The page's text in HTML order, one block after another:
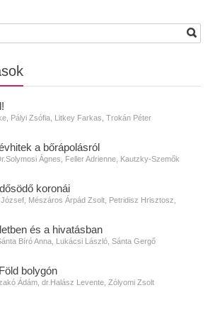
Pályi Zsófia, Litkey Farkas, Trokán Péter
a bőrápolásról
Ágnes, Feller Adrienne, Kautzky-Szemők
koronái
Mészáros Árpád Zsolt, Petridisz Hrisztosz,
és a hivatásban
Bíró Anna, Lukácsi László, Sánta Gergő
bolygón
Ádám, dr.Halász Levente, Zólyomi Zsolt